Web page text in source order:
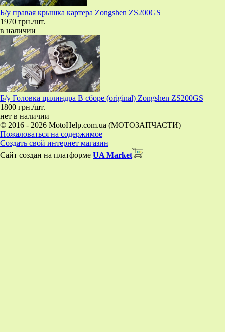
Б/у правая крышка картера Zongshen ZS200GS
1970 грн./шт.
в наличии
Б/у Головка цилиндра В сборе (original) Zongshen ZS200GS
1800 грн./шт.
нет в наличии
© 2016 - 2026 MotoHelp.com.ua (МОТОЗАПЧАСТИ)
Пожаловаться на содержимое
Создать свой интернет магазин
Сайт создан на платформе UA Market